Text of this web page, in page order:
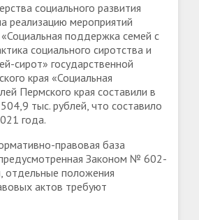
социального развития
реализацию мероприятий
поддержка семей с
социального сиротства и
сирот» государственной
края «Социальная
Пермского края составили в
тыс. рублей, что составило
года.
правовая база
Законом № 602-
отдельные положения
актов требуют